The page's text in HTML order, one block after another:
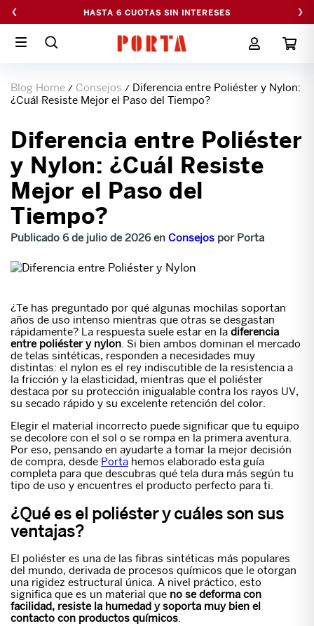
‹ HASTA 6 CUOTAS SIN INTERESES ›
Blog Home / Consejos / Diferencia entre Poliéster y Nylon:
¿Cuál Resiste Mejor el Paso del Tiempo?
Diferencia entre Poliéster
y Nylon: ¿Cuál Resiste
Mejor el Paso del
Tiempo?
Publicado 6 de julio de 2026 en Consejos por Porta
¿Te has preguntado por qué algunas mochilas soportan
años de uso intenso mientras que otras se desgastan
rápidamente? La respuesta suele estar en la diferencia
entre poliéster y nylon. Si bien ambos dominan el mercado
de telas sintéticas, responden a necesidades muy
distintas: el nylon es el rey indiscutible de la resistencia a
la fricción y la elasticidad, mientras que el poliéster
destaca por su protección inigualable contra los rayos UV,
su secado rápido y su excelente retención del color.
Elegir el material incorrecto puede significar que tu equipo
se decolore con el sol o se rompa en la primera aventura.
Por eso, pensando en ayudarte a tomar la mejor decisión
de compra, desde Porta hemos elaborado esta guía
completa para que descubras qué tela dura más según tu
tipo de uso y encuentres el producto perfecto para ti.
¿Qué es el poliéster y cuáles son sus
ventajas?
El poliéster es una de las fibras sintéticas más populares
del mundo, derivada de procesos químicos que le otorgan
una rigidez estructural única. A nivel práctico, esto
significa que es un material que no se deforma con
facilidad, resiste la humedad y soporta muy bien el
contacto con productos químicos.